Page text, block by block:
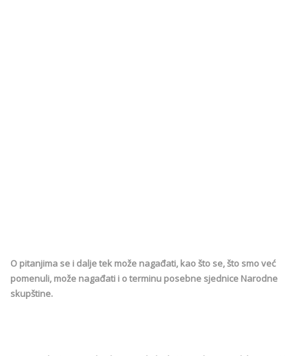
O pitanjima se i dalje tek može nagađati, kao što se, što smo već
pomenuli, može nagađati i o terminu posebne sjednice Narodne
skupštine.